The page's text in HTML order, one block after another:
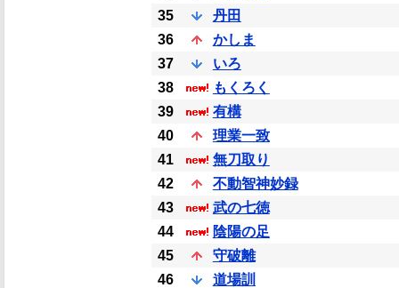
35
丹田
36
かしま
37
いろ
38
もくろく
39
有構
40
理業一致
41
無刀取り
42
不動智神妙録
43
武の七徳
44
陰陽の足
45
守破離
46
道場訓